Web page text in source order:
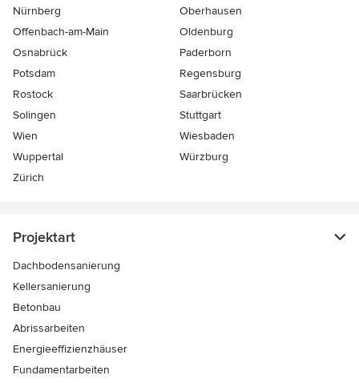
Nürnberg
Oberhausen
Offenbach-am-Main
Oldenburg
Osnabrück
Paderborn
Potsdam
Regensburg
Rostock
Saarbrücken
Solingen
Stuttgart
Wien
Wiesbaden
Wuppertal
Würzburg
Zürich
Projektart
Dachbodensanierung
Kellersanierung
Betonbau
Abrissarbeiten
Energieeffizienzhäuser
Fundamentarbeiten